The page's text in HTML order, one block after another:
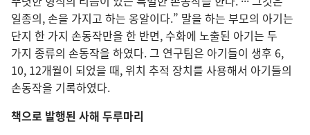
일종의, 손을 가지고 하는 옹알이다.” 말을 하는 부모의 아기는
단지 한 가지 손동작만을 한 반면, 수화에 노출된 아기는 두
가지 종류의 손동작을 하였다. 그 연구팀은 아기들이 생후 6,
10, 12개월이 되었을 때, 위치 추적 장치를 사용해서 아기들의
손동작을 기록하였다.
책으로 발행된 사해 두루마리